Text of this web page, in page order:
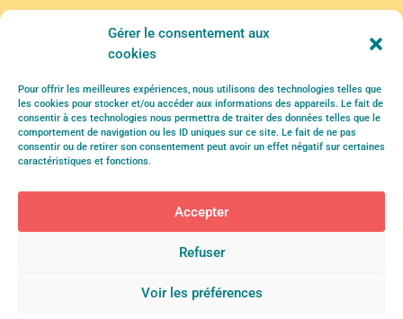
Gérer le consentement aux
cookies
Pour offrir les meilleures expériences, nous utilisons des technologies telles que
les cookies pour stocker et/ou accéder aux informations des appareils. Le fait de
consentir à ces technologies nous permettra de traiter des données telles que le
comportement de navigation ou les ID uniques sur ce site. Le fait de ne pas
consentir ou de retirer son consentement peut avoir un effet négatif sur certaines
caractéristiques et fonctions.
Accepter
Refuser
Voir les préférences